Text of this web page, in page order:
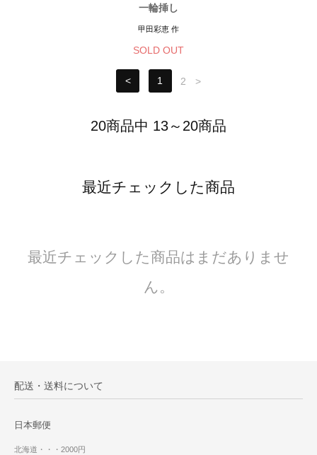
一輪挿し
甲田彩恵 作
SOLD OUT
< 1 2 >
20商品中 13～20商品
最近チェックした商品
最近チェックした商品はまだありませ
ん。
配送・送料について
日本郵便
北海道・・・2000円